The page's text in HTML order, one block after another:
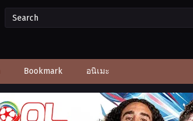
Bookmark อนิเมะ